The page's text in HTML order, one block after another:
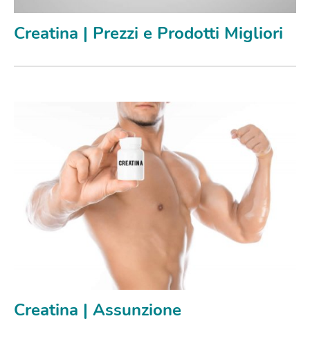
Creatina | Prezzi e Prodotti Migliori
Creatina | Assunzione